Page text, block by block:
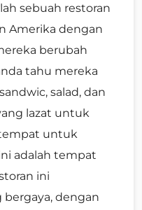
sebuah restoran
Amerika dengan
berubah
tahu mereka
salad, dan
lazat untuk
untuk
adalah tempat
ini
bergaya, dengan